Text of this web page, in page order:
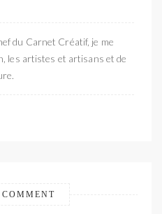
du Carnet Créatif, je me
les artistes et artisans et de